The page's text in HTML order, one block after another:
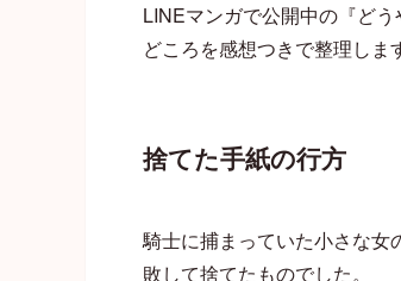
LINEマンガで公開中の『ど
どころを感想つきで整理しま
捨てた手紙の行方
騎士に捕まっていた小さな女
敗して捨てたものでした。